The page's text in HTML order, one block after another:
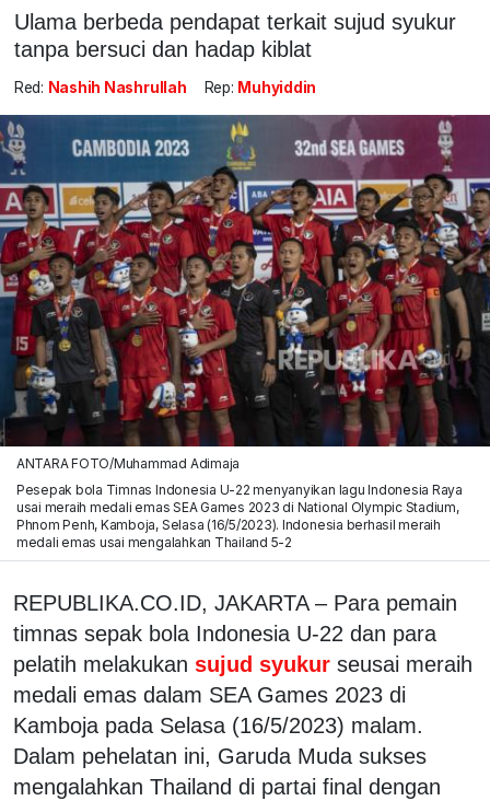
Ulama berbeda pendapat terkait sujud syukur
tanpa bersuci dan hadap kiblat
Red: Nashih Nashrullah Rep: Muhyiddin
ANTARA FOTO/Muhammad Adimaja
Pesepak bola Timnas Indonesia U-22 menyanyikan lagu Indonesia Raya
usai meraih medali emas SEA Games 2023 di National Olympic Stadium,
Phnom Penh, Kamboja, Selasa (16/5/2023). Indonesia berhasil meraih
medali emas usai mengalahkan Thailand 5-2
REPUBLIKA.CO.ID, JAKARTA – Para pemain
timnas sepak bola Indonesia U-22 dan para
pelatih melakukan sujud syukur seusai meraih
medali emas dalam SEA Games 2023 di
Kamboja pada Selasa (16/5/2023) malam.
Dalam pehelatan ini, Garuda Muda sukses
mengalahkan Thailand di partai final dengan